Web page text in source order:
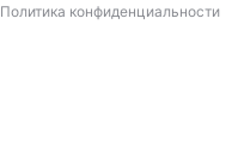
Политика конфиденциальности